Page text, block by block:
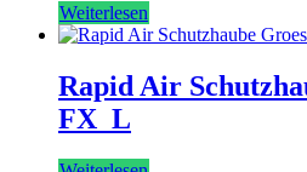
Weiterlesen
Rapid Air
FX_L